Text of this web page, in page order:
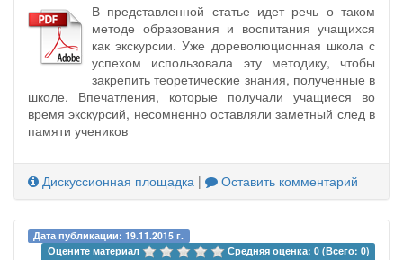
В представленной статье идет речь о таком
методе образования и воспитания учащихся
как экскурсии. Уже дореволюционная школа с
успехом использовала эту методику, чтобы
закрепить теоретические знания, полученные в
школе. Впечатления, которые получали учащиеся во
время экскурсий, несомненно оставляли заметный след в
памяти учеников
Дискуссионная площадка | Оставить комментарий
Дата публикации: 19.11.2015 г.
Оцените материал
Средняя оценка: 0 (Всего: 0)